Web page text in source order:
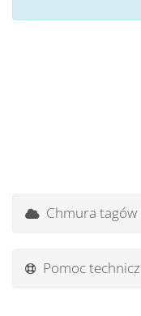
Chmura tagów
Pomoc